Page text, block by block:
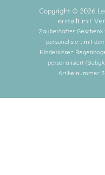
Copyright © 2026
erstellt mit
Zauberhaftes
personalisiert mit
Kinderkissen
personalisiert
Artikelnummer: